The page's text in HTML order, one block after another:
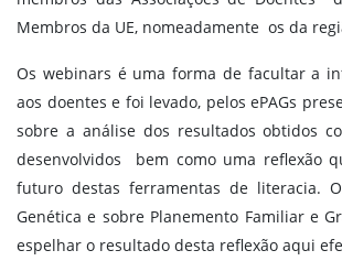
Membros da UE, nomeadamente os da
Os webinars é uma forma de facultar a
aos doentes e foi levado, pelos ePAGs
sobre a análise dos resultados obtidos
desenvolvidos bem como uma reflexão
futuro destas ferramentas de literacia.
Genética e sobre Planemento Familiar e
espelhar o resultado desta reflexão aqui